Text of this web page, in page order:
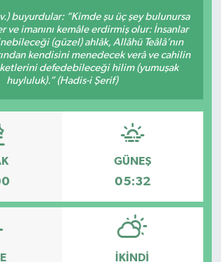
buyurdular: “Kimde şu üç şey bulunursa
ve imanını kemâle erdirmiş olur: İnsanlar
(güzel) ahlâk, Allâhü Teâlâ’nın
kendisini menedecek verâ ve cahilin
defedebileceği hilim (yumuşak
huyluluk).” (Hadis-i Şerif)
GÜNEŞ
05:32
İKINDI